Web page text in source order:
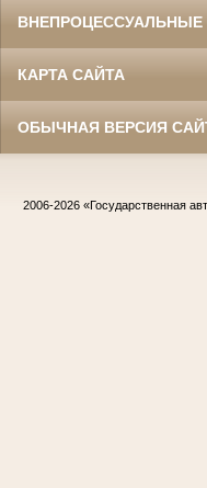
КАРТА САЙТА
ОБЫЧНАЯ ВЕРСИЯ
2006-2026 «Государственная